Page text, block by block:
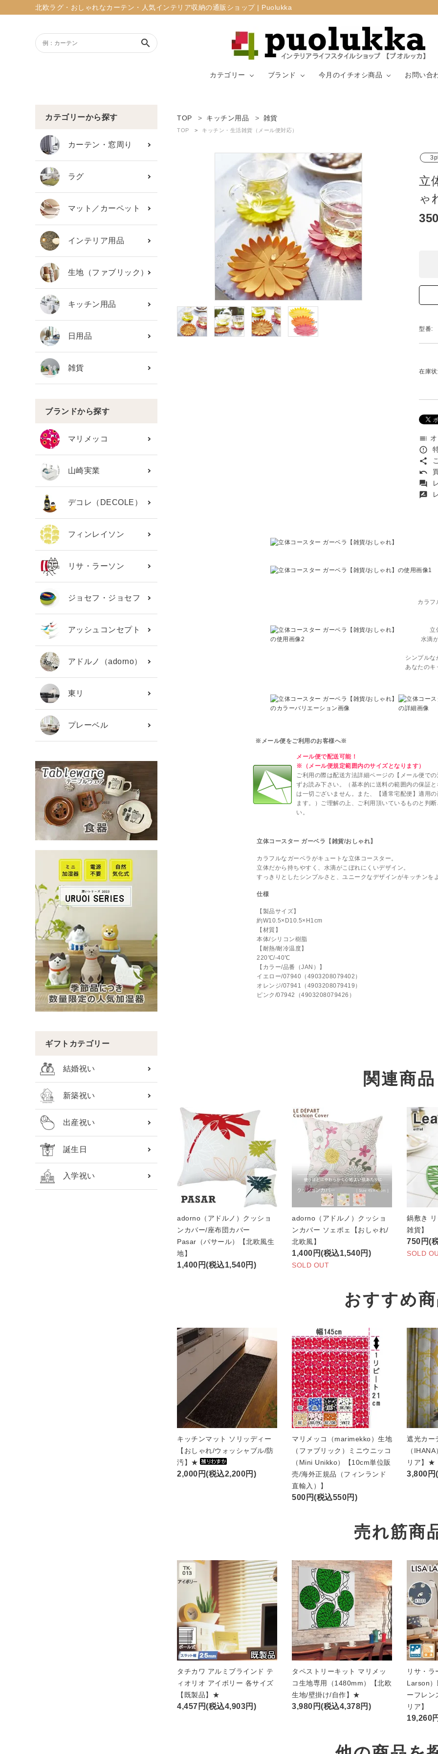
北欧ラグ・おしゃれなカーテン・人気インテリア収納の通販ショップ | Puolukka
search
カテゴリー
カーテン・窓周
り
生地（ファブリ
ック）
キッチン用品
ブランド
リサ・ラーソ
ン
ジョセフ
今月のイチオシ商品 お問い合
ようこそ ゲスト 様
ログイン person 新規会員登録
カテゴリーから探す
ブランド
ガイドライン
カテゴリーから探す
カーテン・窓周り
ラグ
マット／カーペット
インテリア用品
生地（ファブリック）
キッチン用品
日用品
雑貨
ブランドから探す
マリメッコ
山崎実業
デコレ（DECOLE）
フィンレイソン
リサ・ラーソン
ジョセフ・ジョセフ
アッシュコンセプト
アドルノ（adorno）
東リ
プレーベル
ギフトカテゴリー
結婚祝い
新築祝い
出産祝い
誕生日
入学祝い
TOP キッチン用品 雑貨
TOP キッチン・生活雑貨（メール便対応）
立
ゃ
型番:
在庫
toc
error_outline
share
undo
forum
rate_review
カラフ
立
水滴
シンプルな
あなたのキ
※メール便をご利用のお客様へ※
メール便で配送可能！
※（メール便規定範囲内のサイズとなります）
ご利用の際は配送方法詳細ページの【メール便で
ずお読み下さい。（基本的に送料の範囲内の保証
は一切ございません。また、【通常宅配便】適用
ます。）ご理解の上、ご利用頂いているものと判
い。
立体コースター ガーベラ【雑貨/おしゃれ】
カラフルなガーベラがキュートな立体コースター。
立体だから持ちやすく、水滴がこぼれにくいデザイン。
すっきりとしたシンプルさと、ユニークなデザインがキッチンを
仕様
【製品サイズ】
約W10.5×D10.5×H1cm
【材質】
本体/シリコン樹脂
【耐熱/耐冷温度】
220℃/-40℃
【カラー/品番（JAN）】
イエロー/07940（4903208079402）
オレンジ/07941（4903208079419）
ピンク/07942（4903208079426）
関連商品
adorno（アドルノ）クッショ
ンカバー/座布団カバー
Pasar（パサール）【北欧風生
地】
1,400円(税込1,540円)
adorno（アドルノ）クッショ
ンカバー ソェポェ【おしゃれ/
北欧風】
1,400円(税込1,540円)
SOLD OUT
鍋敷き
雑貨】
750円(
SOLD
おすすめ
キッチンマット ソリッディー
【おしゃれ/ウォッシャブル/防
汚】★
2,000円(税込2,200円)
マリメッコ（marimekko）生地
（ファブリック）ミニウニッコ
（Mini Unikko）【10cm単位販
売/海外正規品（フィンランド
直輸入）】
500円(税込550円)
遮光カー
（
リア】★
3,800円
売れ筋商
タチカワ アルミブラインド テ
ィオリオ アイボリー 各サイズ
【既製品】★
4,457円(税込4,903円)
タペストリーキット マリメッ
コ生地専用（1480mm）【北欧
生地/壁掛け/自作】★
3,980円(税込4,378円)
リサ・ラ
Larson）
ーフレン
リア】
19,260